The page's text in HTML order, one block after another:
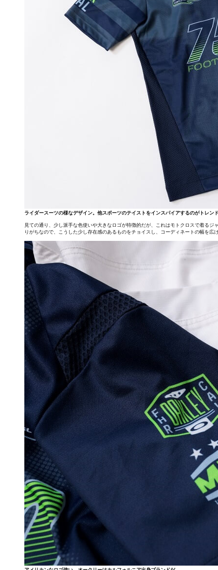
ライダースーツの様なデザイン。他スポーツのテイストをインスパイアするのがトレン
見ての通り、少し派手な色使いや大きなロゴが特徴的だが、これはモトクロスで着る
りがちなので、こうした少し存在感のあるものをチョイスし、コーディネートの幅を広